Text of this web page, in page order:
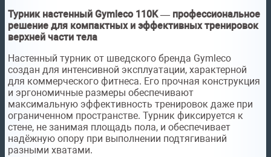
Турник настенный Gymleco 110K — профессиональное
решение для компактных и эффективных тренировок
верхней части тела
Настенный турник от шведского бренда Gymleco
создан для интенсивной эксплуатации, характерной
для коммерческого фитнеса. Его прочная конструкция
и эргономичные размеры обеспечивают
максимальную эффективность тренировок даже при
ограниченном пространстве. Турник фиксируется к
стене, не занимая площадь пола, и обеспечивает
надёжную опору при выполнении подтягиваний
разными хватами.